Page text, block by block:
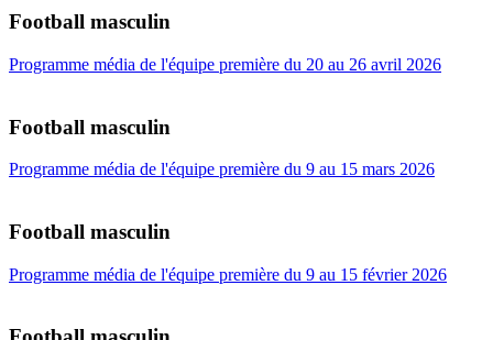
Football masculin
Programme média de l'équipe première du 20 au 26 avril 2026
Football masculin
Programme média de l'équipe première du 9 au 15 mars 2026
Football masculin
Programme média de l'équipe première du 9 au 15 février 2026